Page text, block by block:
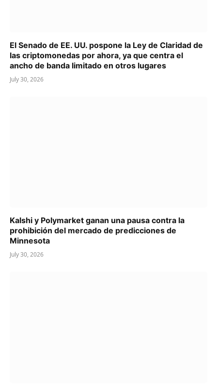
El Senado de EE. UU. pospone la Ley de Claridad de
las criptomonedas por ahora, ya que centra el
ancho de banda limitado en otros lugares
July 30, 2026
Kalshi y Polymarket ganan una pausa contra la
prohibición del mercado de predicciones de
Minnesota
July 30, 2026